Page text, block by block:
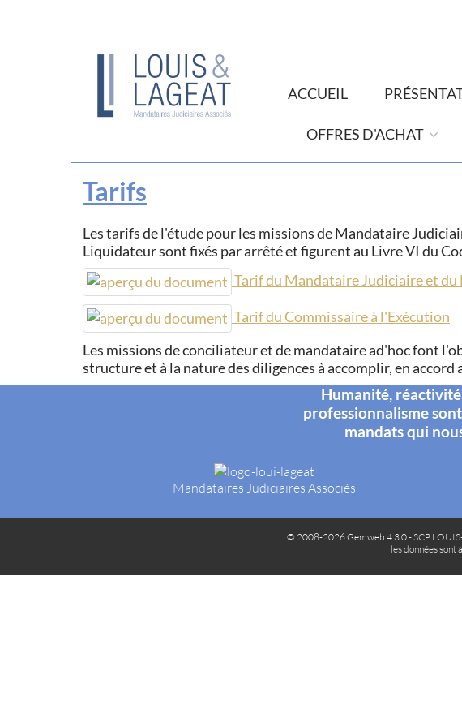
ACCUEIL
OFFRES D'ACHAT
Tarifs
Les tarifs de l'étude pour les missions de Mandataire
Liquidateur sont fixés par arrêté et figurent au Livre VI du
Tarif du Mandataire Judiciaire et
Tarif du Commissaire à l'Exécution
Les missions de conciliateur et de mandataire ad'hoc font
structure et à la nature des diligences à accomplir, en
Mandataires Judiciaires Associés
Humanité,
professionnalisme
mandats qui
© 2008-2026 Gemweb 4.3.0- SCP
les données